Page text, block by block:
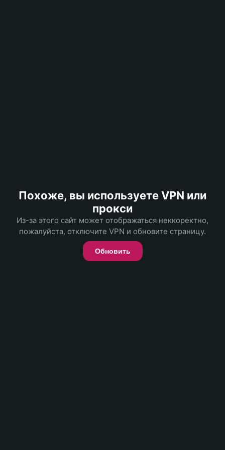
Похоже, вы используете VPN или
прокси
Из-за этого сайт может отображаться неккоректно,
пожалуйста, отключите VPN и обновите страницу.
Обновить